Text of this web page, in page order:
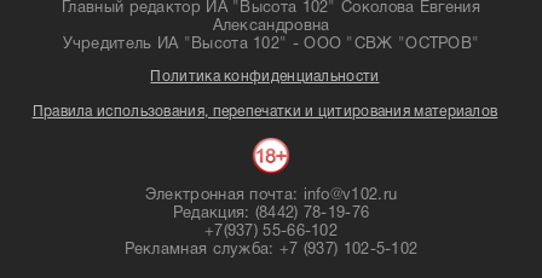
Главный редактор ИА "Высота 102" Соколова Евгения
Александровна
Учредитель ИА "Высота 102" - ООО "СВЖ "ОСТРОВ"
Политика конфиденциальности
Правила использования, перепечатки и цитирования материалов
Электронная почта: info@v102.ru
Редакция: (8442) 78-19-76
+7(937) 55-66-102
Рекламная служба: +7 (937) 102-5-102